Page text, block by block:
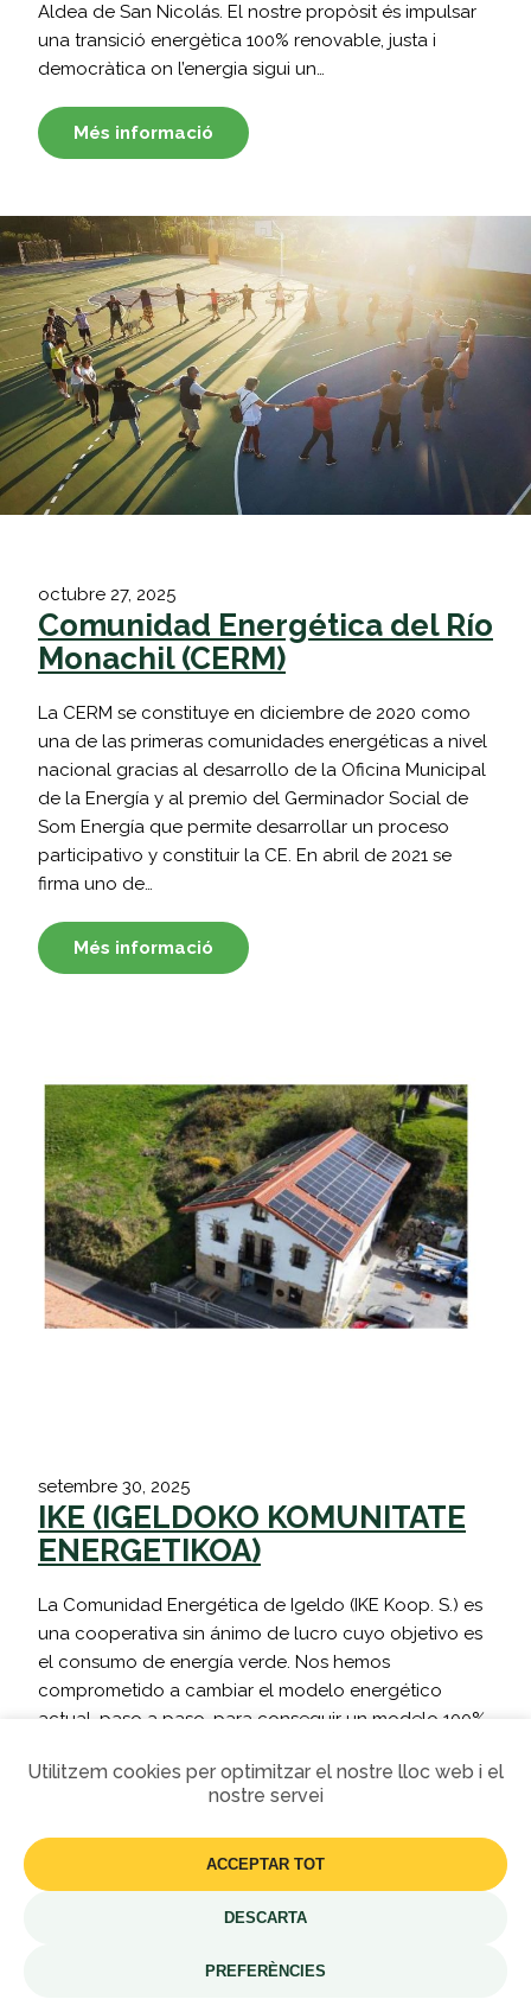
Utilitzem cookies per optimitzar el nostre lloc web i el
nostre servei
ACCEPTAR TOT
DESCARTA
PREFERÈNCIES
Aldea de San Nicolás. El nostre propòsit és impulsar
una transició energètica 100% renovable, justa i
democràtica on l’energia sigui un…
Més informació
octubre 27, 2025
Comunidad Energética del Río
Monachil (CERM)
La CERM se constituye en diciembre de 2020 como
una de las primeras comunidades energéticas a nivel
nacional gracias al desarrollo de la Oficina Municipal
de la Energía y al premio del Germinador Social de
Som Energía que permite desarrollar un proceso
participativo y constituir la CE. En abril de 2021 se
firma uno de…
Més informació
setembre 30, 2025
IKE (IGELDOKO KOMUNITATE
ENERGETIKOA)
La Comunidad Energética de Igeldo (IKE Koop. S.) es
una cooperativa sin ánimo de lucro cuyo objetivo es
el consumo de energía verde. Nos hemos
comprometido a cambiar el modelo energético
actual, paso a paso, para conseguir un modelo 100%
objetivos son: profundizar en la soberanía energética,
Més informació